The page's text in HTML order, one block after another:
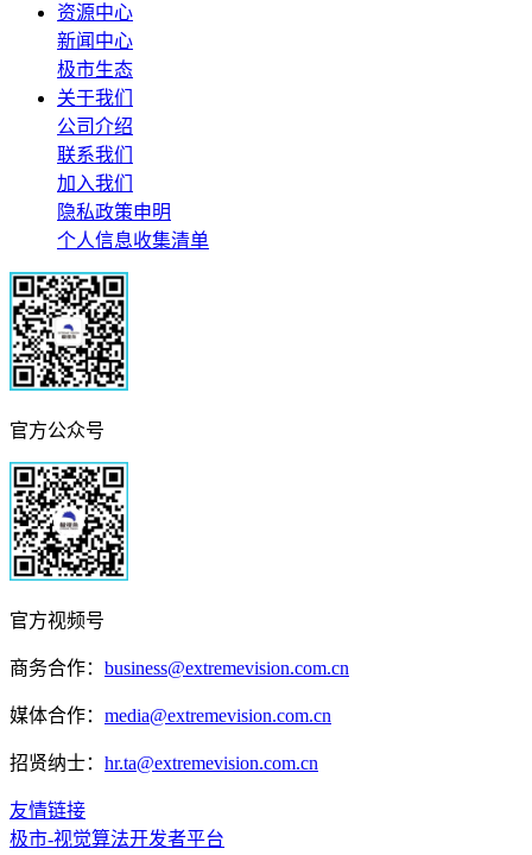
资源中心
新闻中心
极市生态
关于我们
公司介绍
联系我们
加入我们
隐私政策申明
个人信息收集清单
官方公众号
官方视频号
商务合作： business@extremevision.com.cn
媒体合作： media@extremevision.com.cn
招贤纳士： hr.ta@extremevision.com.cn
友情链接
极市-视觉算法开发者平台